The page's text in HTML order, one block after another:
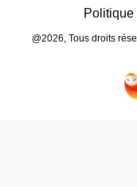
Politique
@2026, Tous droits